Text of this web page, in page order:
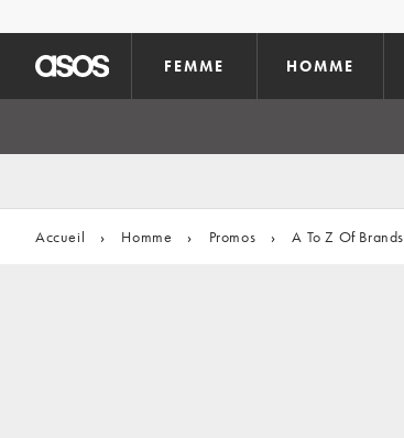
FEMME HOMME
Accueil › Homme › Promos › A To Z Of Brands